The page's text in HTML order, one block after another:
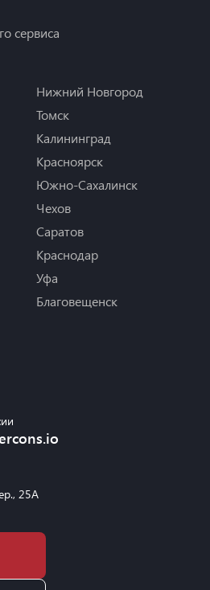
сервиса
Нижний Новгород
Томск
Калининград
Красноярск
Южно-Сахалинск
Чехов
Саратов
Краснодар
Уфа
Благовещенск
25А